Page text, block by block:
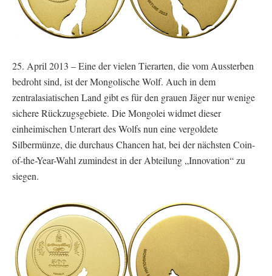
25. April 2013 – Eine der vielen Tierarten, die vom Aussterben
bedroht sind, ist der Mongolische Wolf. Auch in dem
zentralasiatischen Land gibt es für den grauen Jäger nur wenige
sichere Rückzugsgebiete. Die Mongolei widmet dieser
einheimischen Unterart des Wolfs nun eine vergoldete
Silbermünze, die durchaus Chancen hat, bei der nächsten Coin-
of-the-Year-Wahl zumindest in der Abteilung „Innovation“ zu
siegen.